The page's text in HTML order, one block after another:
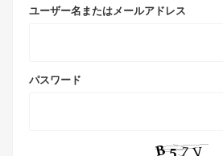
ユーザー名またはメールアドレス
パスワード